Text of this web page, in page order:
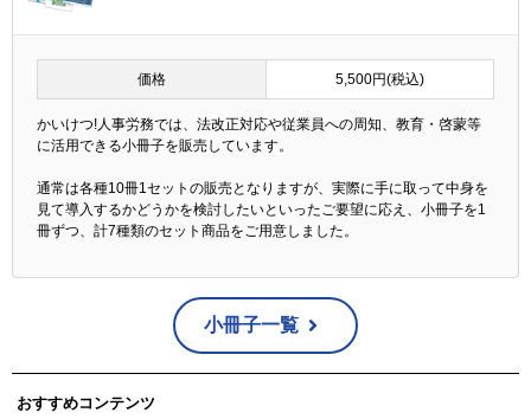
価格 5,500円(税込)
かいけつ!人事労務では、法改正対応や従業員への周知、教育・啓蒙等
に活用できる小冊子を販売しています。
通常は各種10冊1セットの販売となりますが、実際に手に取って中身を
見て導入するかどうかを検討したいといったご要望に応え、小冊子を1
冊ずつ、計7種類のセット商品をご用意しました。
小冊子一覧
おすすめコンテンツ